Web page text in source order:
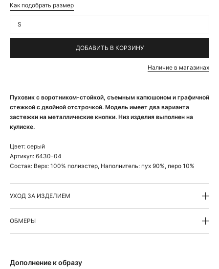
Пуховик с воротником-стойкой, съемным капюшоном и графичной
стежкой с двойной отстрочкой. Модель имеет два варианта
застежки на металлические кнопки. Низ изделия выполнен на
кулиске.
Цвет: серый
Артикул: 6430-04
Состав: Верх: 100% полиэстер, Наполнитель: пух 90%, перо 10%
УХОД ЗА ИЗДЕЛИЕМ
ОБМЕРЫ
Как подобрать размер
S
ДОБАВИТЬ В КОРЗИНУ
Наличие в магазинах
Дополнение к образу